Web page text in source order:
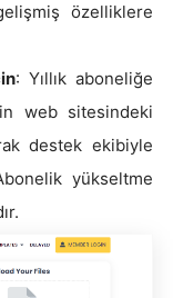
özelliklere
: Yıllık aboneliğe
web sitesindeki
destek ekibiyle
yükseltme